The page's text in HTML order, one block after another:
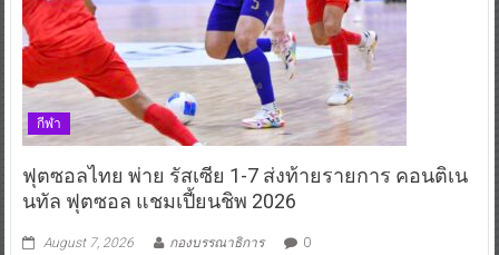
กีฬา
ฟุตซอลไทย พ่าย รัสเซีย 1-7 ส่งท้ายรายการ คอนติเน
นทัล ฟุตซอล แชมเปี้ยนชิพ 2026
August 7, 2026 กองบรรณาธิการ 0